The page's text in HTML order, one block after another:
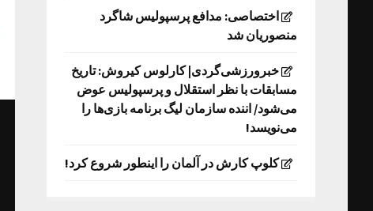
اختصاصی: مدافع پرسپولیس شاگرد
منصوریان شد
خبرورزشی‌گردی| کارلوس کیروش: تاریخ
مسابقات با نظر استقلال و پرسپولیس عوض
می‌شود/ اننده سازمان لیگ برنامه بازی‌ها را
می‌نویسد!
کلوپ کارش در آلمان را اینطور شروع کرد!